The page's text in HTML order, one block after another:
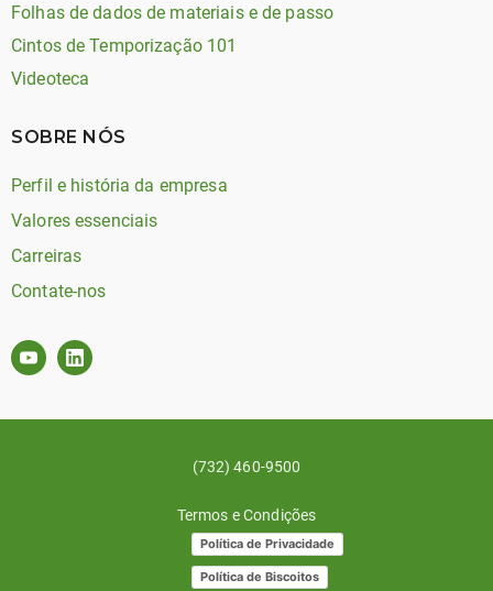
Folhas de dados de materiais e de passo
Cintos de Temporização 101
Videoteca
SOBRE NÓS
Perfil e história da empresa
Valores essenciais
Carreiras
Contate-nos
(732) 460-9500
Termos e Condições
Política de Privacidade
Política de Biscoitos